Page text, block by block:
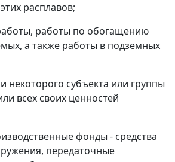
расплавов;
работы по обогащению
а также работы в подземных
некоторого субъекта или группы
всех своих ценностей
фонды - средства
передаточные